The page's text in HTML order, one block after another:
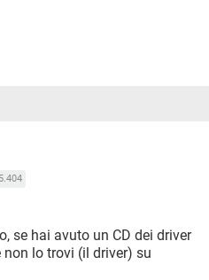
se hai avuto un CD dei driver
lo trovi (il driver) su